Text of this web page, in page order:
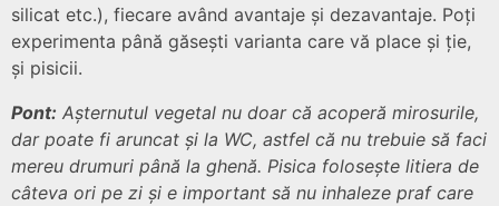
silicat etc.), fiecare având avantaje și dezavantaje. Poți
experimenta până găsești varianta care vă place și ție,
și pisicii.
Pont: Așternutul vegetal nu doar că acoperă mirosurile,
dar poate fi aruncat și la WC, astfel că nu trebuie să faci
mereu drumuri până la ghenă. Pisica folosește litiera de
câteva ori pe zi și e important să nu inhaleze praf care